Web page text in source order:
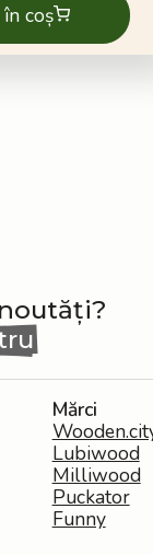
coș
Mărci
Lubiwood
Milliwood
Puckator
Funny